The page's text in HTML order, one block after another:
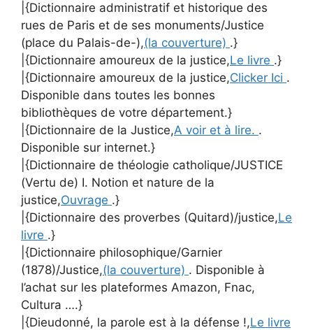
|{Dictionnaire administratif et historique des
rues de Paris et de ses monuments/Justice
(place du Palais-de-),(la couverture) .}
|{Dictionnaire amoureux de la justice,Le livre .}
|{Dictionnaire amoureux de la justice,Clicker Ici .
Disponible dans toutes les bonnes
bibliothèques de votre département.}
|{Dictionnaire de la Justice,A voir et à lire. .
Disponible sur internet.}
|{Dictionnaire de théologie catholique/JUSTICE
(Vertu de) I. Notion et nature de la
justice,Ouvrage .}
|{Dictionnaire des proverbes (Quitard)/justice,Le
livre .}
|{Dictionnaire philosophique/Garnier
(1878)/Justice,(la couverture) . Disponible à
l’achat sur les plateformes Amazon, Fnac,
Cultura ….}
|{Dieudonné, la parole est à la défense !,Le livre